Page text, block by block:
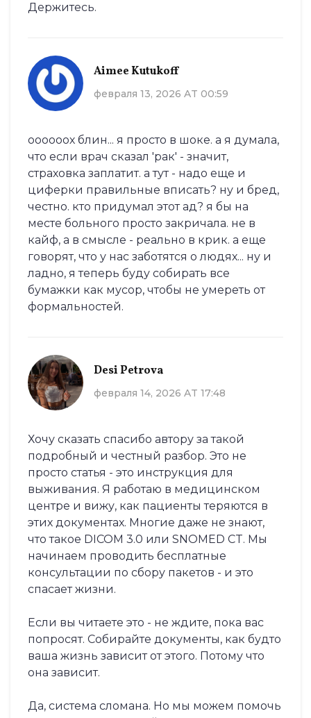
Держитесь.
Aimee Kutukoff
февраля 13, 2026 AT 00:59
оооооох блин... я просто в шоке. а я думала,
что если врач сказал 'рак' - значит,
страховка заплатит. а тут - надо еще и
циферки правильные вписать? ну и бред,
честно. кто придумал этот ад? я бы на
месте больного просто закричала. не в
кайф, а в смысле - реально в крик. а еще
говорят, что у нас заботятся о людях... ну и
ладно, я теперь буду собирать все
бумажки как мусор, чтобы не умереть от
формальностей.
Desi Petrova
февраля 14, 2026 AT 17:48
Хочу сказать спасибо автору за такой
подробный и честный разбор. Это не
просто статья - это инструкция для
выживания. Я работаю в медицинском
центре и вижу, как пациенты теряются в
этих документах. Многие даже не знают,
что такое DICOM 3.0 или SNOMED CT. Мы
начинаем проводить бесплатные
консультации по сбору пакетов - и это
спасает жизни.
Если вы читаете это - не ждите, пока вас
попросят. Собирайте документы, как будто
ваша жизнь зависит от этого. Потому что
она зависит.
Да, система сломана. Но мы можем помочь